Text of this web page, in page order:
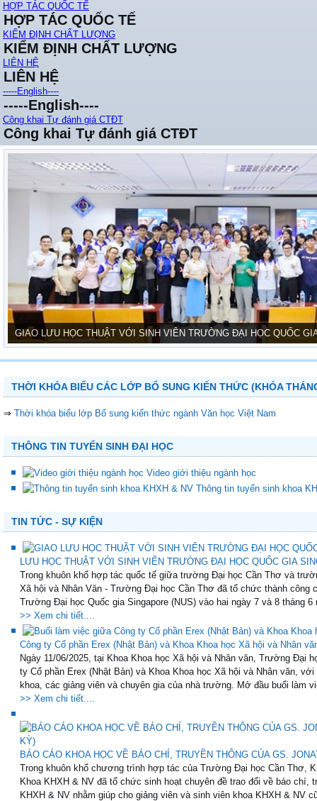
HỢP TÁC QUỐC TẾ
HỢP TÁC QUỐC TẾ
KIỂM ĐỊNH CHẤT LƯỢNG
KIỂM ĐỊNH CHẤT LƯỢNG
LIÊN HỆ
LIÊN HỆ
-----English----
-----English----
Công khai Tự đánh giá CTĐT
Công khai Tự đánh giá CTĐT
GIAO LƯU HỌC THUẬT VỚI SINH VIÊN TRƯỜNG ĐẠI HỌC QUỐC
THỜI KHÓA BIỂU CÁC LỚP BỔ SUNG KIẾN THỨC (KHÓA
⇒ Thời khóa biểu lớp Bổ sung kiến thức ngành Văn học Việt Nam
THÔNG TIN TUYỂN SINH ĐẠI HỌC
Video giới thiệu ngành học
Thông tin tuyển sinh khoa
TIN TỨC - SỰ KIỆN
LƯU HỌC THUẬT VỚI SINH VIÊN TRƯỜNG ĐẠI HỌC QUỐC GIA
Trong khuôn khổ hợp tác quốc tế giữa trường Đại học Cần Thơ và
Xã hội và Nhân Văn - Trường Đại học Cần Thơ đã tổ chức thành
Trường Đại học Quốc gia Singapore (NUS) vào hai ngày 7 và 8 tháng 6
>> Xem chi tiết....
Công ty Cổ phần Erex (Nhật Bản) và Khoa Khoa học Xã hội và Nhân
Ngày 11/06/2025, tại Khoa Khoa học Xã hội và Nhân văn, Trường Đại
ty Cổ phần Erex (Nhật Bản) và Khoa Khoa học Xã hội và Nhân văn,
khoa, các giảng viên và chuyên gia của nhà trường. Mở đầu buổi làm
>> Xem chi tiết....
BÁO CÁO KHOA HỌC VỀ BÁO CHÍ, TRUYỀN THÔNG CỦA GS.
Trong khuôn khổ chương trình hợp tác của Trường Đại học Cần Thơ,
Khoa KHXH & NV đã tổ chức sinh hoạt chuyên đề trao đổi về báo chí,
KHXH & NV nhằm giúp cho giảng viên và sinh viên khoa KHXH & NV